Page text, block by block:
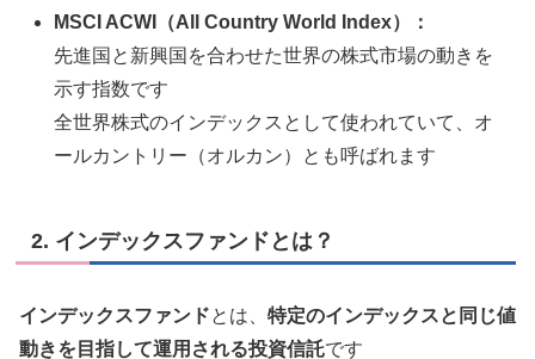
MSCI ACWI（All Country World Index）：
先進国と新興国を合わせた世界の株式市場の動きを
示す指数です
全世界株式のインデックスとして使われていて、オ
ールカントリー（オルカン）とも呼ばれます
2. インデックスファンドとは？
インデックスファンドとは、 特定のインデックスと同じ値
動きを目指して運用される投資信託です